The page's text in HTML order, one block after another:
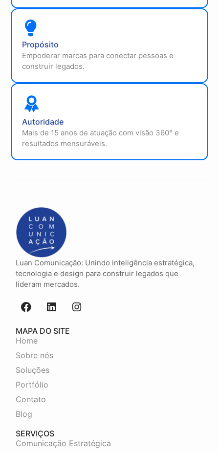
Propósito
Empoderar marcas para conectar pessoas e
construir legados.
Autoridade
Mais de 15 anos de atuação com visão 360° e
resultados mensuráveis.
Luan Comunicação: Unindo inteligência estratégica,
tecnologia e design para construir legados que
lideram mercados.
MAPA DO SITE
Home
Sobre nós
Soluções
Portfólio
Contato
Blog
SERVIÇOS
Comunicação Estratégica